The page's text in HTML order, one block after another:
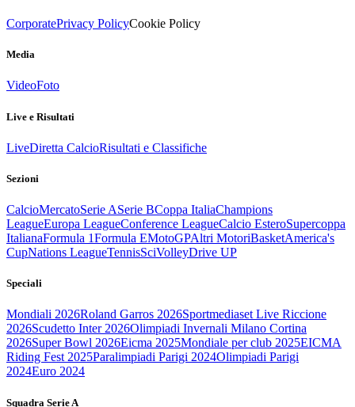
CorporatePrivacy PolicyCookie Policy
Media
VideoFoto
Live e Risultati
LiveDiretta CalcioRisultati e Classifiche
Sezioni
CalcioMercatoSerie ASerie BCoppa ItaliaChampions
LeagueEuropa LeagueConference LeagueCalcio EsteroSupercoppa
ItalianaFormula 1Formula EMotoGPAltri MotoriBasketAmerica's
CupNations LeagueTennisSciVolleyDrive UP
Speciali
Mondiali 2026Roland Garros 2026Sportmediaset Live Riccione
2026Scudetto Inter 2026Olimpiadi Invernali Milano Cortina
2026Super Bowl 2026Eicma 2025Mondiale per club 2025EICMA
Riding Fest 2025Paralimpiadi Parigi 2024Olimpiadi Parigi
2024Euro 2024
Squadra Serie A